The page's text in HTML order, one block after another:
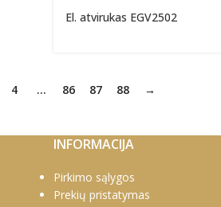
El. atvirukas EGV2502
4 … 86 87 88 →
INFORMACIJA
Pirkimo sąlygos
Prekių pristatymas